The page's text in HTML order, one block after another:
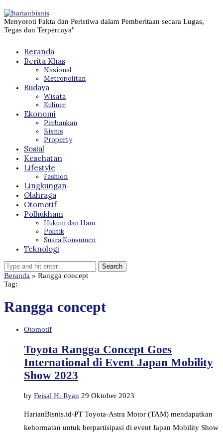
Menyoroti Fakta dan Peristiwa dalam Pemberitaan secara Lugas,
Tegas dan Terpercaya"
Beranda
Berita Khas
Nasional
Metropolitan
Budaya
Wisata
Kuliner
Ekonomi
Perbankan
Bisnis
Property
Sosial
Kesehatan
Lifestyle
Fashion
Lingkungan
Olahraga
Otomotif
Polhukham
Hukum dan Ham
Politik
Suara Konsumen
Teknologi
Beranda » Rangga concept
Tag:
Rangga concept
Otomotif
Toyota Rangga Concept Goes
International di Event Japan Mobility
Show 2023
by Feisal H. Ryan 29 Oktober 2023
HarianBisnis.id-PT Toyota-Astra Motor (TAM) mendapatkan
kehormatan untuk berpartisipasi di event Japan Mobility Show